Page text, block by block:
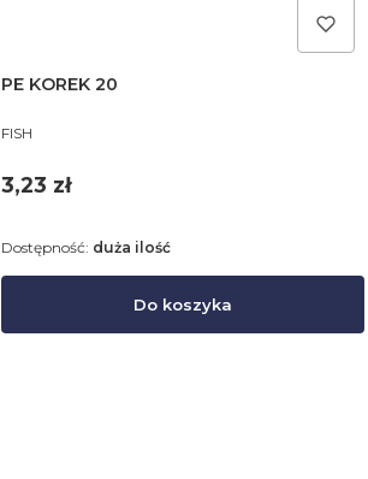
PE KOREK 20
PRODUCENT
FISH
Cena
3,23 zł
Do koszyka
Dostępność: duża ilość